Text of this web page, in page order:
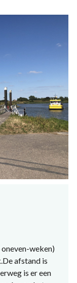
weken)
afstand is
is er een